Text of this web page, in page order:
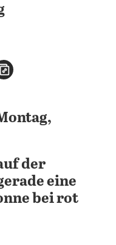
teilen
E-Mail teilen
der
eine
bei rot